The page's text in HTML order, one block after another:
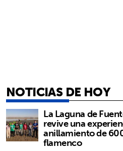
NOTICIAS DE HOY
La Laguna de
revive una
anillamiento de
flamenco